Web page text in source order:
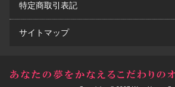
特定商取引表記
サイトマップ